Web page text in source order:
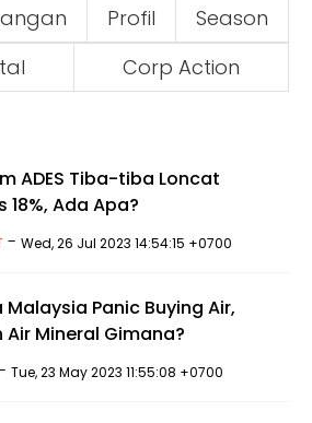
Profil
Season
Corp Action
ADES Tiba-tiba Loncat
18%, Ada Apa?
- Wed, 26 Jul 2023 14:54:15 +0700
Malaysia Panic Buying Air,
Air Mineral Gimana?
Tue, 23 May 2023 11:55:08 +0700